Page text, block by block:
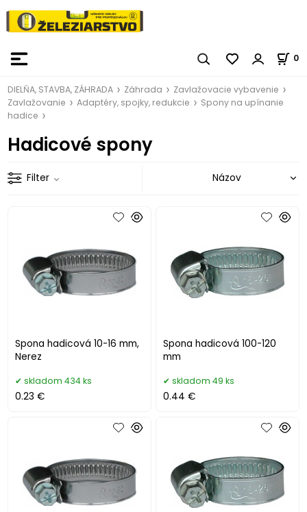
0
DIELŇA, STAVBA, ZÁHRADA Záhrada
Zavlažovacie vybavenie
Zavlažovanie
Adaptéry, spojky, redukcie
Spony na upínanie
hadice
Hadicové spony
Filter
Spona hadicová 10-16 mm,
Nerez
skladom 434 ks
0.23 €
Spona hadicová 100-120
mm
skladom 49 ks
0.44 €